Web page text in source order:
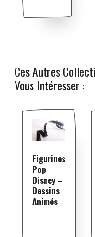
Ces Autres
Vous Intéresser :
Figurines
Pop
Disney –
Dessins
Animés